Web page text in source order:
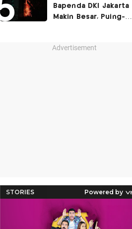
Bapenda DKI Jakarta
Makin Besar, Puing-
Advertisement